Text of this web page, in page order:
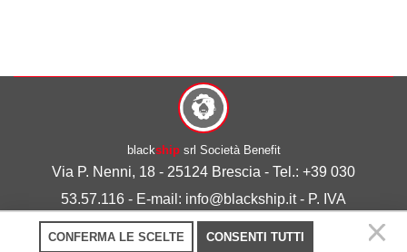
blackshipsrl Società Benefit
Via P. Nenni, 18 - 25124 Brescia - Tel.: +39 030
53.57.116 - E-mail: info@blackship.it - P. IVA
03492980986
CONFERMA LE SCELTE CONSENTI TUTTI